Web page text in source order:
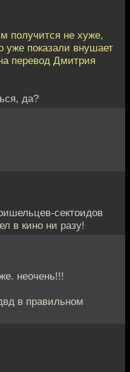
получится не хуже,
уже показали внушает
перевод Дмитрия
да?
сектоидов
в кино ни разу!
неочень!!!
в правильном